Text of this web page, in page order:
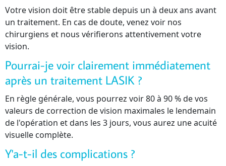
Votre vision doit être stable depuis un à deux ans avant
un traitement. En cas de doute, venez voir nos
chirurgiens et nous vérifierons attentivement votre
vision.
Pourrai-je voir clairement immédiatement
après un traitement LASIK ?
En règle générale, vous pourrez voir 80 à 90 % de vos
valeurs de correction de vision maximales le lendemain
de l'opération et dans les 3 jours, vous aurez une acuité
visuelle complète.
Y'a-t-il des complications ?